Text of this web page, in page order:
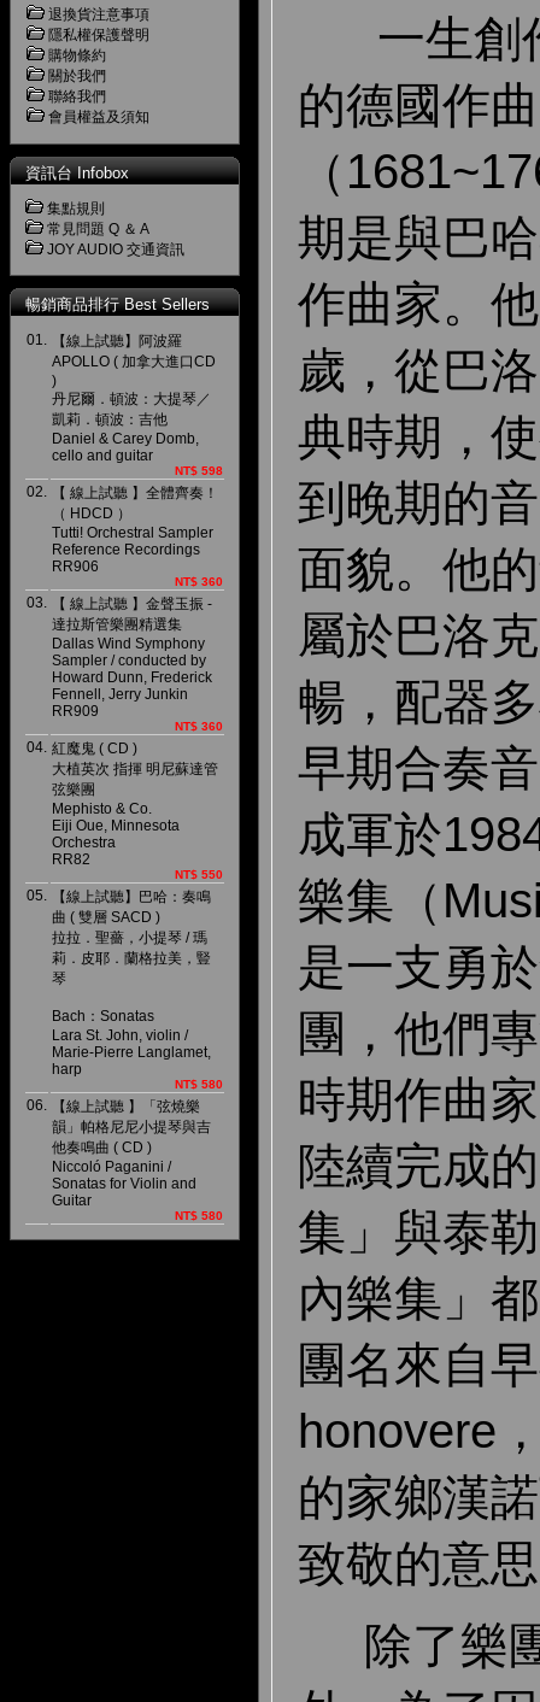
退換貨注意事項
隱私權保護聲明
購物條約
關於我們
聯絡我們
會員權益及須知
資訊台 Infobox
集點規則
常見問題 Q ＆ A
JOY AUDIO 交通資訊
暢銷商品排行 Best Sellers
01.
【線上試聽】阿波羅
APOLLO ( 加拿大進口CD
)
丹尼爾．頓波：大提琴／
凱莉．頓波：吉他
Daniel & Carey Domb,
cello and guitar
NT$ 598
02.
【 線上試聽 】全體齊奏！
（ HDCD ）
Tutti! Orchestral Sampler
Reference Recordings
RR906
NT$ 360
03.
【 線上試聽 】金聲玉振 -
達拉斯管樂團精選集
Dallas Wind Symphony
Sampler / conducted by
Howard Dunn, Frederick
Fennell, Jerry Junkin
RR909
NT$ 360
04. 紅魔鬼 ( CD )
大植英次 指揮 明尼蘇達管
弦樂團
Mephisto & Co.
Eiji Oue, Minnesota
Orchestra
RR82
NT$ 550
05.
【線上試聽】巴哈：奏鳴
曲 ( 雙層 SACD )
拉拉．聖薔，小提琴 / 瑪
莉．皮耶．蘭格拉美，豎
琴
Bach：Sonatas
Lara St. John, violin /
Marie-Pierre Langlamet,
harp
NT$ 580
06.
【線上試聽 】「弦燒樂
韻」帕格尼尼小提琴與吉
他奏鳴曲 ( CD )
Niccoló Paganini /
Sonatas for Violin and
Guitar
NT$ 580
一生創
的德國作
（
期是與巴
作曲家。
歲，從巴
典時期，
到晚期的
面貌。他
屬於巴洛
暢，配器
早期合奏
成軍於
樂集（
是一支勇
團，他們
時期作曲
陸續完成
集」與泰
內樂集」
團名來自
honovere
的家鄉漢
致敬的意
除了樂